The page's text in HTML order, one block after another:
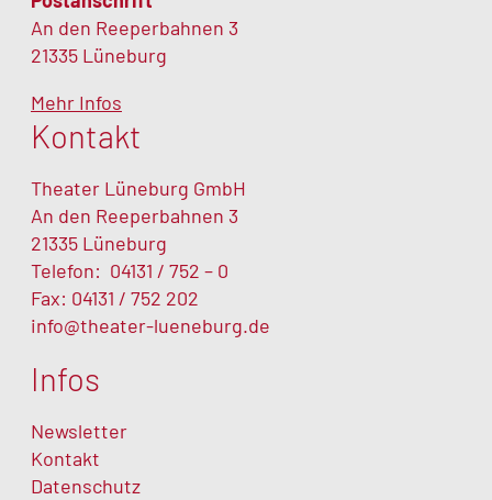
An den Reeperbahnen 3
21335 Lüneburg
Mehr Infos
Kontakt
Theater Lüneburg GmbH
An den Reeperbahnen 3
21335 Lüneburg
Telefon: 04131 / 752 – 0
Fax: 04131 / 752 202
info@theater-lueneburg.de
Infos
Newsletter
Kontakt
Datenschutz